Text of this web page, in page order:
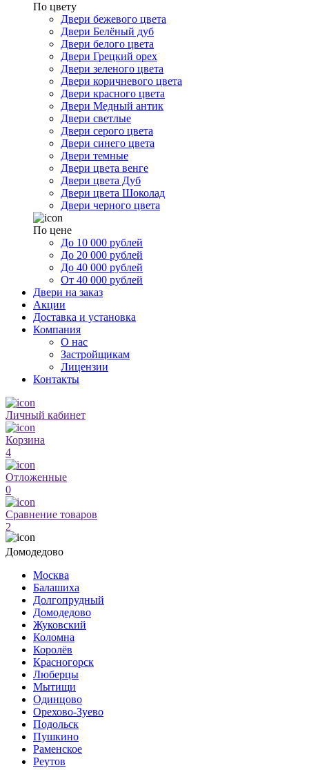
По цвету
Двери бежевого цвета
Двери Белёный дуб
Двери белого цвета
Двери Грецкий орех
Двери зеленого цвета
Двери коричневого цвета
Двери красного цвета
Двери Медный антик
Двери светлые
Двери серого цвета
Двери синего цвета
Двери темные
Двери цвета венге
Двери цвета Дуб
Двери цвета Шоколад
Двери черного цвета
По цене
До 10 000 рублей
До 20 000 рублей
До 40 000 рублей
От 40 000 рублей
Двери на заказ
Акции
Доставка и установка
Компания
О нас
Застройщикам
Лицензии
Контакты
Личный кабинет
Корзина
4
Отложенные
0
Сравнение товаров
2
Домодедово
Москва
Балашиха
Долгопрудный
Домодедово
Жуковский
Коломна
Королёв
Красногорск
Люберцы
Мытищи
Одинцово
Орехово-Зуево
Подольск
Пушкино
Раменское
Реутов